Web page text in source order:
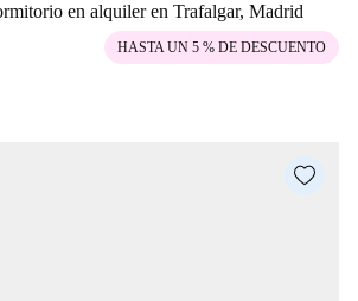
en alquiler en Trafalgar, Madrid
HASTA UN 5 % DE DESCUENTO